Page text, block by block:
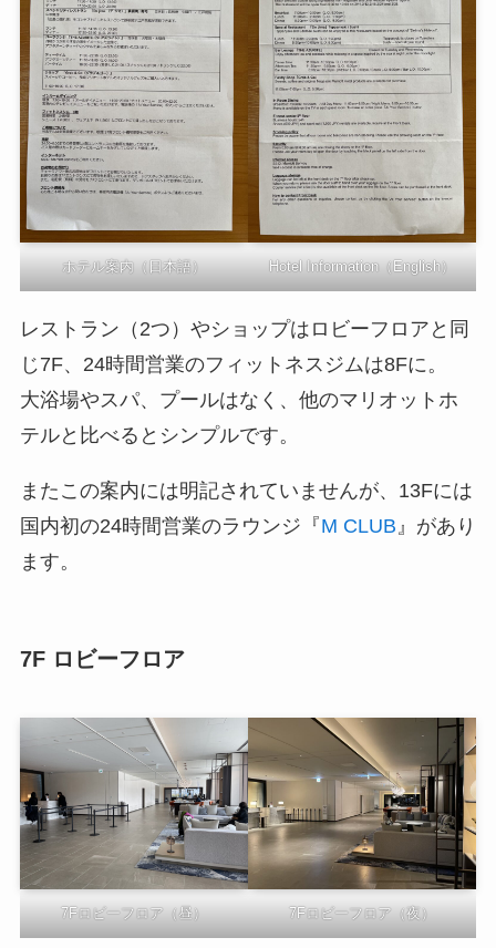
ホテル案内（日本語） Hotel Information（English）
レストラン（2つ）やショップはロビーフロアと同
じ7F、24時間営業のフィットネスジムは8Fに。
大浴場やスパ、プールはなく、他のマリオットホ
テルと比べるとシンプルです。
またこの案内には明記されていませんが、13Fには
国内初の24時間営業のラウンジ『M CLUB 』があり
ます。
7F ロビーフロア
7Fロビーフロア（昼） 7Fロビーフロア（夜）